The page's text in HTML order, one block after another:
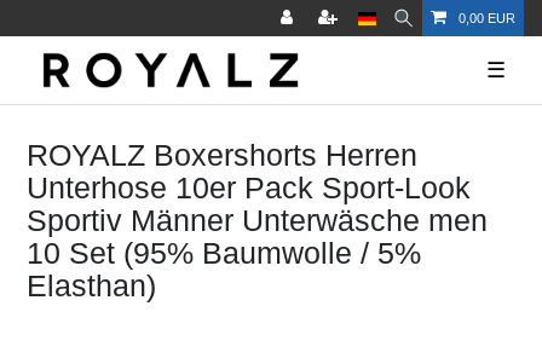
0,00 EUR
☰
ROYALZ Boxershorts Herren
Unterhose 10er Pack Sport-Look
Sportiv Männer Unterwäsche men
10 Set (95% Baumwolle / 5%
Elasthan)